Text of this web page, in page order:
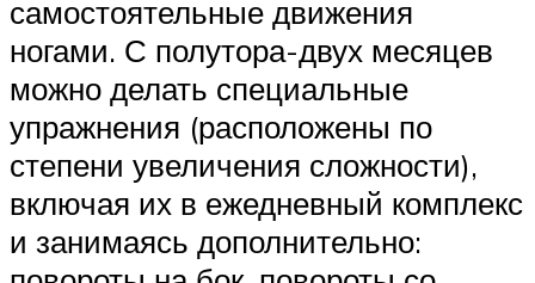
самостоятельные движения
ногами. С полутора-двух месяцев
можно делать специальные
упражнения (расположены по
степени увеличения сложности),
включая их в ежедневный комплекс
и занимаясь дополнительно: